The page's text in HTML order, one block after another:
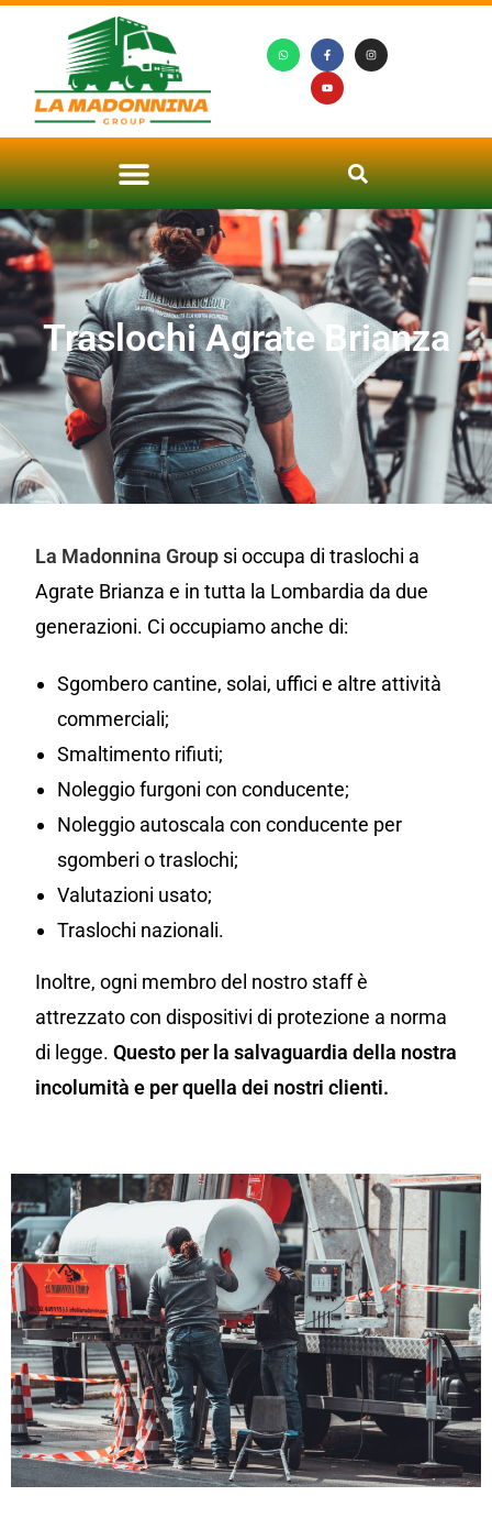
Traslochi Agrate Brianza
La Madonnina Group si occupa di traslochi a
Agrate Brianza e in tutta la Lombardia da due
generazioni. Ci occupiamo anche di:
Sgombero cantine, solai, uffici e altre attività
commerciali;
Smaltimento rifiuti;
Noleggio furgoni con conducente;
Noleggio autoscala con conducente per
sgomberi o traslochi;
Valutazioni usato;
Traslochi nazionali.
Inoltre, ogni membro del nostro staff è
attrezzato con dispositivi di protezione a norma
di legge. Questo per la salvaguardia della nostra
incolumità e per quella dei nostri clienti.